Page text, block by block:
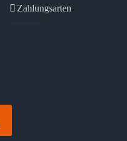
Zahlungsarten